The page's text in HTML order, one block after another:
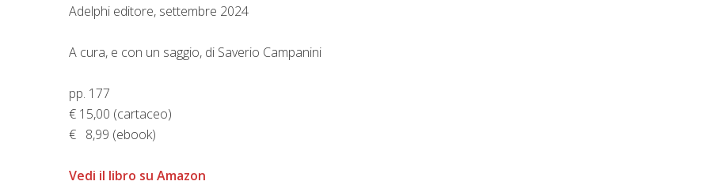
Adelphi editore, settembre 2024
A cura, e con un saggio, di Saverio Campanini
pp. 177
€ 15,00 (cartaceo)
€ 8,99 (ebook)
Vedi il libro su Amazon